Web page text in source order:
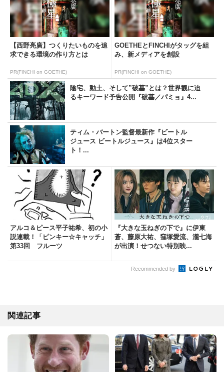
【西野亮廣】つくりたいものを追
求できる環境の作り方とは
PR(FINCHI on GOETHE)
GOETHEとFINCHIがタッグを組
み、新メディアを創設
PR(FINCHI on GOETHE)
陰宅、動土、そして”破墓”とは？世界観に迫
るキーワード予告公開『破墓／パミョ』4...
ティム・バートン監督最新作『ビートル
ジュース ビートルジュース』は4位スター
ト！...
アルコ＆ピース平子祐希、初の小
説連載！「ピンキー☆キャッチ」
第33回 フルーツ
『大きな玉ねぎの下で』に伊東
蒼、藤原大祐、窪塚愛流、瀧七海
が出演！せつない特別映...
Recommended by
関連記事